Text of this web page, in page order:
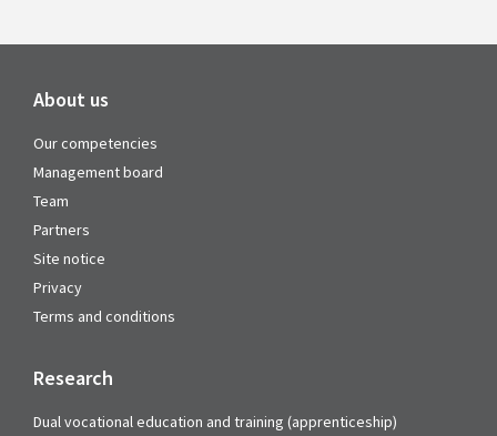
About us
Our competencies
Management board
Team
Partners
Site notice
Privacy
Terms and conditions
Research
Dual vocational education and training (apprenticeship)